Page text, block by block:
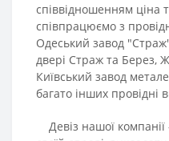
співвідношенням ціна
співпрацюємо з
Одеський завод
двері Страж та Берез,
Київський завод
багато інших провідні
Девіз нашої